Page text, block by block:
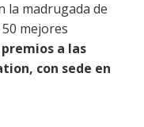
la madrugada de
mejores
premios a las
con sede en